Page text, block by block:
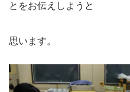
とをお伝えしようと
思います。